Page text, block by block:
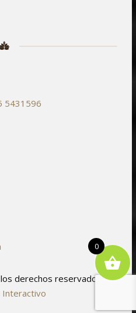
5431596
derechos reservados. /
Interactivo
0